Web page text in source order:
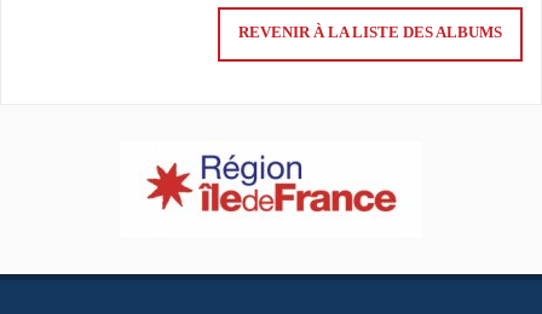
REVENIR À LA LISTE DES ALBUMS